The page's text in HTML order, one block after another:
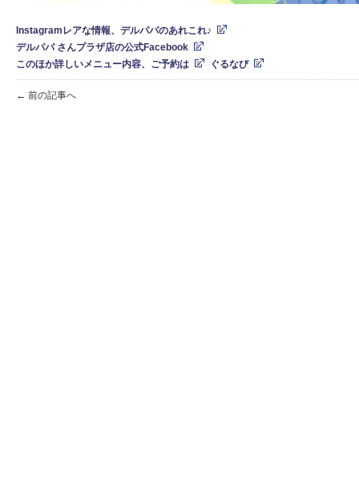
Instagramレアな情報、デルパパのあれこれ♪
デルパパ さんプラザ店の公式Facebook
このほか詳しいメニュー内容、ご予約は
ぐるなび
← 前の記事へ